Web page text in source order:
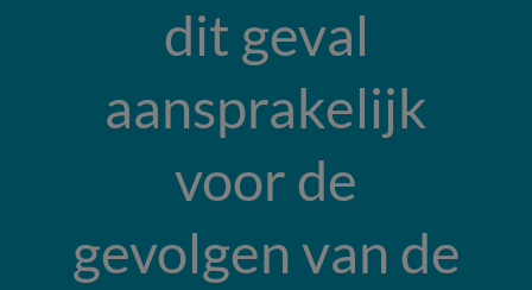
dit geval
aansprakelijk
voor de
gevolgen van de